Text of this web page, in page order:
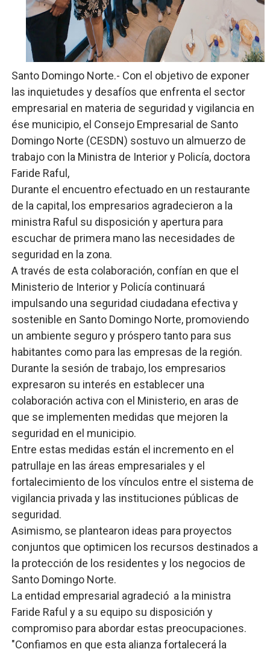
Comedores Comunitarios de DASAC garantizan
UNTC inicia ofensiva para recuperar fuerza gremial
PRM escogerá este domingo su nueva cúpula
Candidato a presidente del Colegio de Notarios hace
Digecac realizará Primer Festival de Plantas 2026
Josefa Castillo: Liderazgo y Transformación Social al
Santo Domingo Norte.- Con el objetivo de exponer
las inquietudes y desafíos que enfrenta el sector
empresarial en materia de seguridad y vigilancia en
ése municipio, el Consejo Empresarial de Santo
Domingo Norte (CESDN) sostuvo un almuerzo de
trabajo con la Ministra de Interior y Policía, doctora
Faride Raful,
Durante el encuentro efectuado en un restaurante
de la capital, los empresarios agradecieron a la
ministra Raful su disposición y apertura para
escuchar de primera mano las necesidades de
seguridad en la zona.
A través de esta colaboración, confían en que el
Ministerio de Interior y Policía continuará
impulsando una seguridad ciudadana efectiva y
sostenible en Santo Domingo Norte, promoviendo
un ambiente seguro y próspero tanto para sus
habitantes como para las empresas de la región.
Durante la sesión de trabajo, los empresarios
expresaron su interés en establecer una
colaboración activa con el Ministerio, en aras de
que se implementen medidas que mejoren la
seguridad en el municipio.
Entre estas medidas están el incremento en el
patrullaje en las áreas empresariales y el
fortalecimiento de los vínculos entre el sistema de
vigilancia privada y las instituciones públicas de
seguridad.
Asimismo, se plantearon ideas para proyectos
conjuntos que optimicen los recursos destinados a
la protección de los residentes y los negocios de
Santo Domingo Norte.
La entidad empresarial agradeció a la ministra
Faride Raful y a su equipo su disposición y
compromiso para abordar estas preocupaciones.
"Confiamos en que esta alianza fortalecerá la